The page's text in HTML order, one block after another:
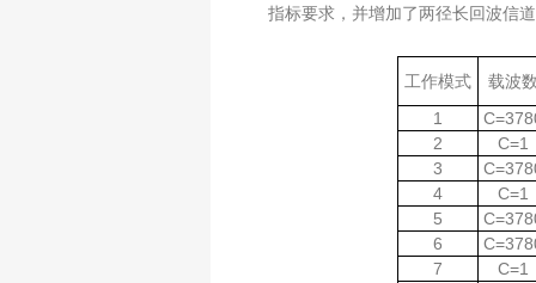
指标要求，并增加了两径长回波信
工作模式
载波
1
2
C=1
3
4
C=1
5
6
7
C=1